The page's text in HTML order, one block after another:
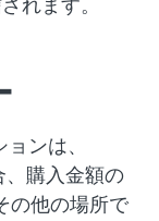
れます。
ンは、
、購入金額の
の他の場所で